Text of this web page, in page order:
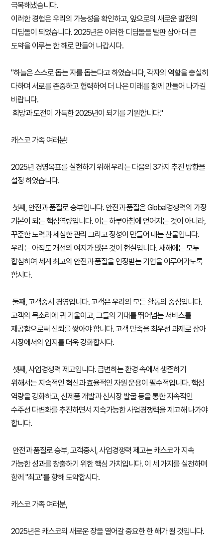
극복해냈습니다.
이러한 경험은 우리의 가능성을 확인하고, 앞으로의 새로운 발전의
디딤돌이 되었습니다. 2025년은 이러한 디딤돌을 발판 삼아 더 큰
도약을 이루는 한 해로 만들어 나갑시다.
"하늘은 스스로 돕는 자를 돕는다고 하였습니다, 각자의 역할을 충실히
다하며 서로를 존중하고 협력하여 더 나은 미래를 함께 만들어 나가길
바랍니다.
희망과 도전이 가득한 2025년이 되기를 기원합니다."
캐스코 가족 여러분!
2025년 경영목표를 실현하기 위해 우리는 다음의 3가지 추진 방향을
설정 하였습니다.
첫째, 안전과 품질로 승부입니다. 안전과 품질은 Global경쟁력의 가장
기본이 되는 핵심역량입니다. 이는 하루아침에 얻어지는 것이 아니라,
꾸준한 노력과 세심한 관리 그리고 정성이 만들어 내는 산물입니다.
우리는 아직도 개선의 여지가 많은 것이 현실입니다. 새해에는 모두
합심하여 세계 최고의 안전과 품질을 인정받는 기업을 이루어가도록
합시다.
둘째, 고객중시 경영입니다. 고객은 우리의 모든 활동의 중심입니다.
고객의 목소리에 귀 기울이고, 그들의 기대를 뛰어넘는 서비스를
제공함으로써 신뢰를 쌓아야 합니다. 고객 만족을 최우선 과제로 삼아
시장에서의 입지를 더욱 강화합시다.
셋째, 사업경쟁력 제고입니다. 급변하는 환경 속에서 생존하기
위해서는 지속적인 혁신과 효율적인 자원 운용이 필수적입니다. 핵심
역량을 강화하고, 신제품 개발과 신시장 발굴 등을 통한 지속적인
수주선 다변화를 추진하면서 지속가능한 사업경쟁력을 제고해 나가야
합니다.
안전과 품질로 승부, 고객중시, 사업경쟁력 제고는 캐스코가 지속
가능한 성과를 창출하기 위한 핵심 가치입니다. 이 세 가지를 실천하며
함께 "최고"를 향해 도약합시다.
캐스코 가족 여러분,
2025년은 캐스코의 새로운 장을 열어갈 중요한 한 해가 될 것입니다.